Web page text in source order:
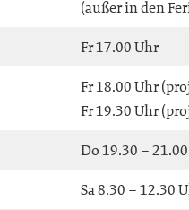
(außer in den
Fr 17.00 Uhr
Fr 18.00 Uhr
Fr 19.30 Uhr
Do 19.30 –
Sa 8.30 – 12.30